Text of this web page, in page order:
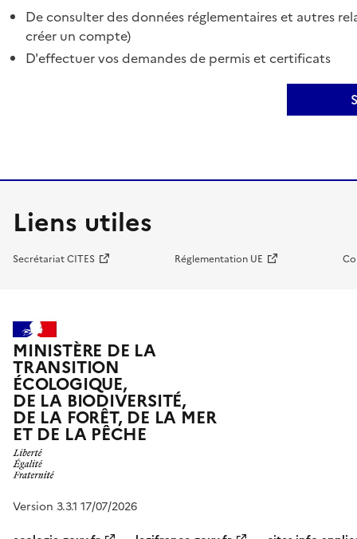
De consulter des données réglementaires et autres
créer un compte)
D'effectuer vos demandes de permis et certificats
Liens utiles
Secrétariat CITES Réglementation UE
MINISTÈRE DE LA
TRANSITION
ÉCOLOGIQUE,
DE LA BIODIVERSITÉ,
DE LA FORÊT, DE LA MER
ET DE LA PÊCHE
Version 3.3.1 17/07/2026